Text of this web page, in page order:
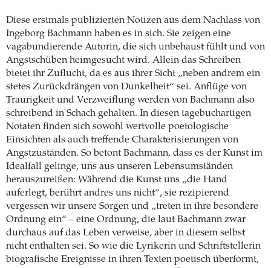
Diese erstmals publizierten Notizen aus dem Nachlass von
Ingeborg Bachmann haben es in sich. Sie zeigen eine
vagabundierende Autorin, die sich unbehaust fühlt und von
Angstschüben heimgesucht wird. Allein das Schreiben
bietet ihr Zuflucht, da es aus ihrer Sicht „neben andrem ein
stetes Zurückdrängen von Dunkelheit“ sei. Anflüge von
Traurigkeit und Verzweiflung werden von Bachmann also
schreibend in Schach gehalten. In diesen tagebuchartigen
Notaten finden sich sowohl wertvolle poetologische
Einsichten als auch treffende Charakterisierungen von
Angstzuständen. So betont Bachmann, dass es der Kunst im
Idealfall gelinge, uns aus unseren Lebensumständen
herauszureißen: Während die Kunst uns „die Hand
auferlegt, berührt andres uns nicht“, sie rezipierend
vergessen wir unsere Sorgen und „treten in ihre besondere
Ordnung ein“ – eine Ordnung, die laut Bachmann zwar
durchaus auf das Leben verweise, aber in diesem selbst
nicht enthalten sei. So wie die Lyrikerin und Schriftstellerin
biografische Ereignisse in ihren Texten poetisch überformt,